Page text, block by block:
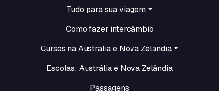
Tudo para sua viagem
Como fazer intercâmbio
Cursos na Austrália e Nova Zelândia
Escolas: Austrália e Nova Zelândia
Passagens